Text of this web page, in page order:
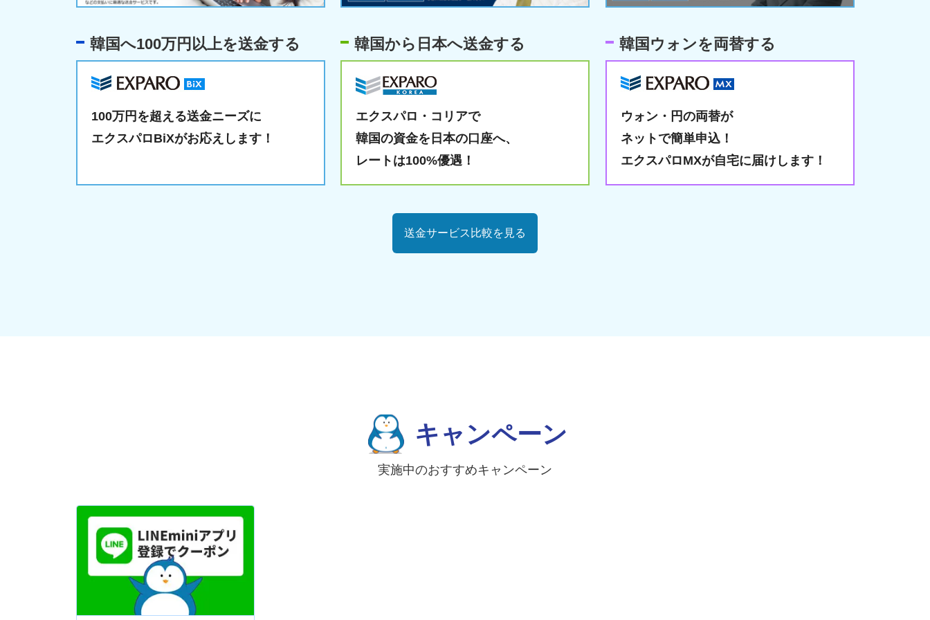
韓国へ100万円以上を送金する
100万円を超える送金ニーズに
エクスパロBiXがお応えします！
韓国から日本へ送金する
エクスパロ・コリアで
韓国の資金を日本の口座へ、
レートは100%優遇！
韓国ウォンを両替する
ウォン・円の両替が
ネットで簡単申込！
エクスパロMXが自宅に届けします！
送金サービス比較を見る
キャンペーン
実施中のおすすめキャンペーン